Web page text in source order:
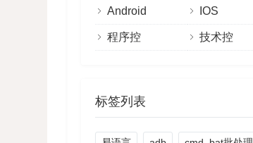
Android IOS
程序控 技术控
标签列表